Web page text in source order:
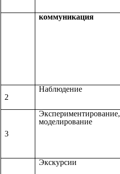
коммуникация
2
Наблюдение
3
Экспериментирование,
моделирование
Экскурсии